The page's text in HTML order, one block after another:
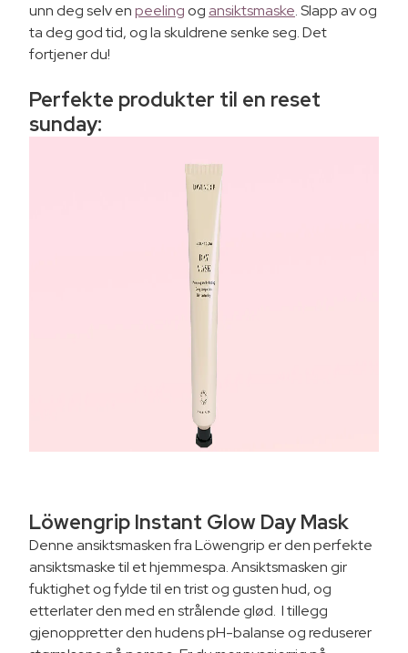
unn deg selv enpeeling og ansiktsmaske. Slapp av og
ta deg god tid, og la skuldrene senke seg. Det
fortjener du!
Perfekte produkter til en reset
sunday:
Löwengrip Instant Glow Day Mask
Denne ansiktsmasken fra Löwengrip er den perfekte
ansiktsmaske til et hjemmespa. Ansiktsmasken gir
fuktighet og fylde til en trist og gusten hud, og
etterlater den med en strålende glød. I tillegg
gjenoppretter den hudens pH-balanse og reduserer